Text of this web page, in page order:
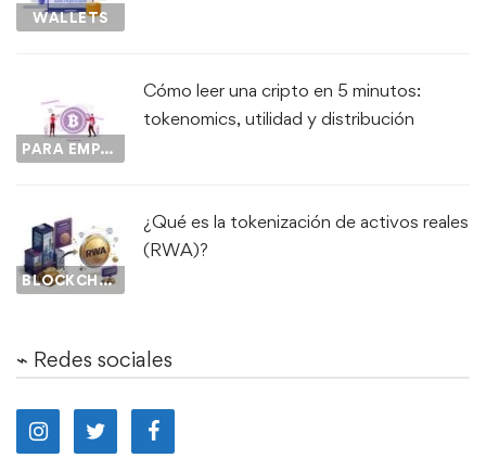
WALLETS
PARA EMPEZAR...
Cómo leer una cripto en 5 minutos:
tokenomics, utilidad y distribución
BLOCKCHAIN
¿Qué es la tokenización de activos reales
(RWA)?
⌁ Redes sociales